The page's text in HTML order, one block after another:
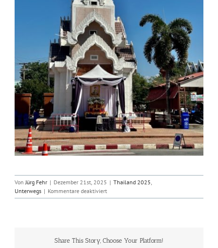
VonJürg Fehr | Dezember 21st, 2025 | Thailand 2025,
Unterwegs | Kommentare deaktiviertfür
2025-
Phimai
Share This Story, Choose Your Platform!